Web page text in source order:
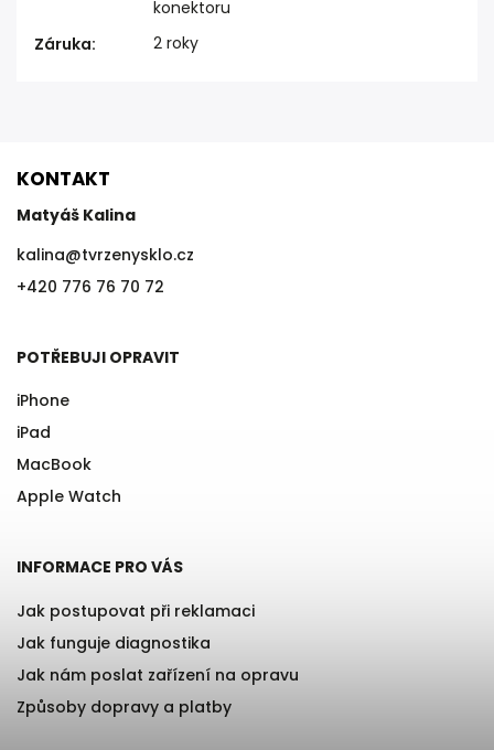
konektoru
Záruka: 2 roky
KONTAKT
Matyáš Kalina
kalina@tvrzenysklo.cz
+420 776 76 70 72
POTŘEBUJI OPRAVIT
iPhone
iPad
MacBook
Apple Watch
INFORMACE PRO VÁS
Jak postupovat při reklamaci
Jak funguje diagnostika
Jak nám poslat zařízení na opravu
Způsoby dopravy a platby